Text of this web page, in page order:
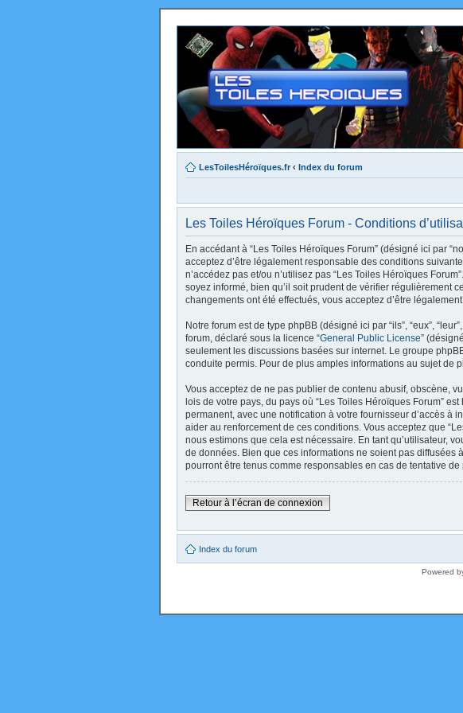
LesToilesHéroïques.fr ‹ Index du forum
Les Toiles Héroïques Forum - Conditions
En accédant à “Les Toiles Héroïques Forum” (désigné ici par
acceptez d’être légalement responsable des conditions
n’accédez pas et/ou n’utilisez pas “Les Toiles Héroïques
soyez informé, bien qu’il soit prudent de vérifier régulièrement
changements ont été effectués, vous acceptez d’être
Notre forum est de type phpBB (désigné ici par “ils”, “eux”,
forum, déclaré sous la licence “General Public License”
seulement les discussions basées sur internet. Le groupe
conduite permis. Pour de plus amples informations au sujet de
Vous acceptez de ne pas publier de contenu abusif, obscène,
lois de votre pays, du pays où “Les Toiles Héroïques Forum”
permanent, avec une notification à votre fournisseur d’accès à
aider au renforcement de ces conditions. Vous acceptez que
nous estimons que cela est nécessaire. En tant qu’utilisateur,
de données. Bien que ces informations ne soient pas diffusées
pourront être tenus comme responsables en cas de tentative
Retour à l’écran de connexion
Index du forum
Powered